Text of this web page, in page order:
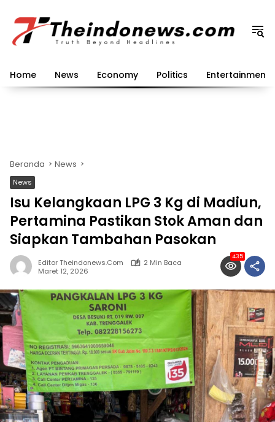
konten
Home News Economy Politics Entertainment
Beranda News
News
Isu Kelangkaan LPG 3 Kg di Madiun,
Pertamina Pastikan Stok Aman dan
Siapkan Tambahan Pasokan
Editor Theindonews.com
2 Min Baca
Maret 12, 2026
435